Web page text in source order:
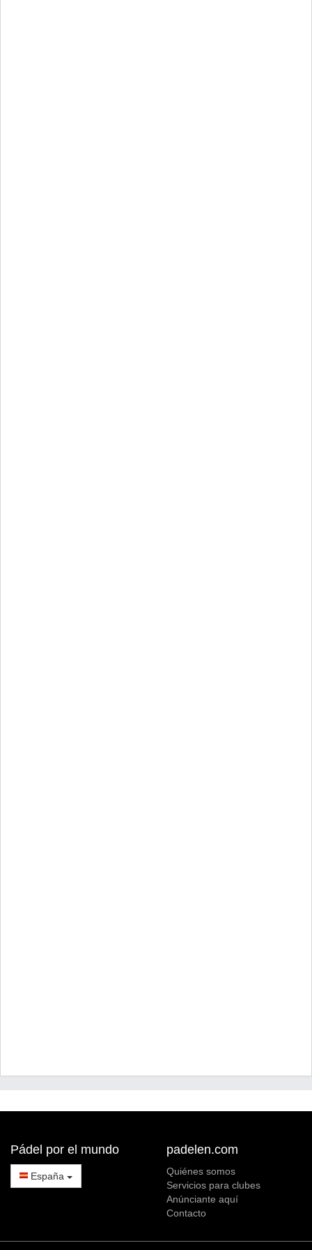
Pádel por el mundo
España
padelen.com
Quiénes somos
Servicios para clubes
Anúnciante aquí
Contacto